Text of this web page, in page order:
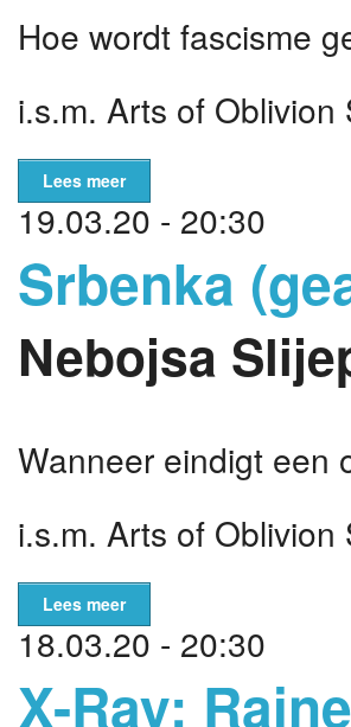
Hoe wordt fascisme
i.s.m. Arts of Oblivion
Lees meer
19.03.20 - 20:30
Srbenka
Nebojsa
Wanneer eindigt een
i.s.m. Arts of Oblivion
Lees meer
18.03.20 - 20:30
X-Ray: